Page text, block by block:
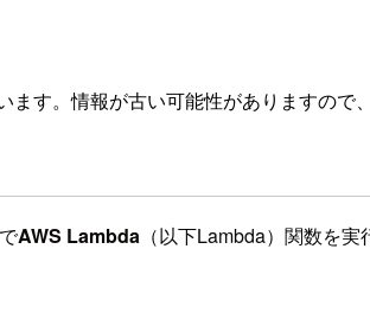
す。情報が古い可能性がありますので
AWS Lambda （以下Lambda）関数を